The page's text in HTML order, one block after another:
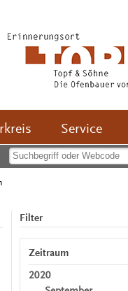
Service
Filter
Zeitraum
2020